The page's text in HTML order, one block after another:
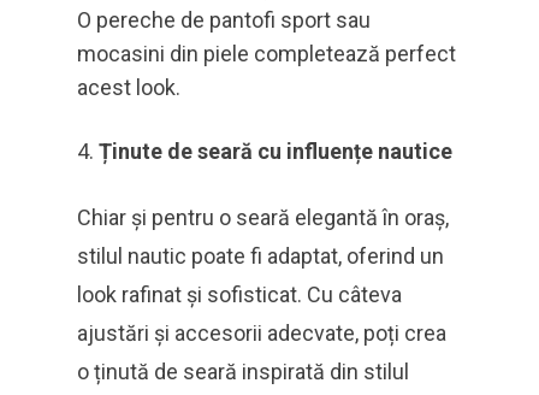
O pereche de pantofi sport sau
mocasini din piele completează perfect
acest look.
Ținute de seară cu influențe nautice
Chiar și pentru o seară elegantă în oraș,
stilul nautic poate fi adaptat, oferind un
look rafinat și sofisticat. Cu câteva
ajustări și accesorii adecvate, poți crea
o ținută de seară inspirată din stilul